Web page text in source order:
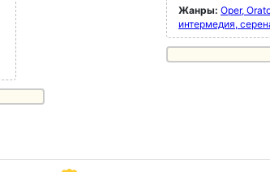
Жанры: Oper,
интермедия,